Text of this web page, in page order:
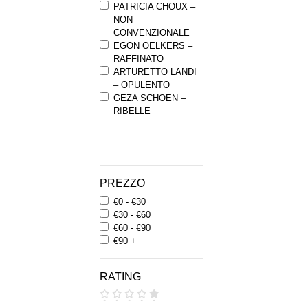
PATRICIA CHOUX –
NON
CONVENZIONALE
EGON OELKERS –
RAFFINATO
ARTURETTO LANDI
– OPULENTO
GEZA SCHOEN –
RIBELLE
PREZZO
€0 - €30
€30 - €60
€60 - €90
€90 +
RATING